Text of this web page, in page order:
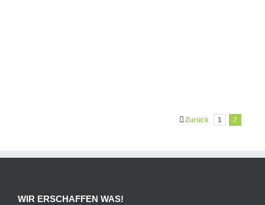
Zurück 1 2
WIR ERSCHAFFEN WAS!